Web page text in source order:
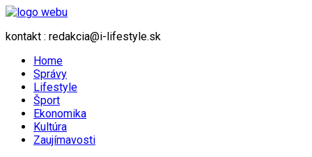
kontakt : redakcia@i-lifestyle.sk
Home
Správy
Lifestyle
Šport
Ekonomika
Kultúra
Zaujímavosti